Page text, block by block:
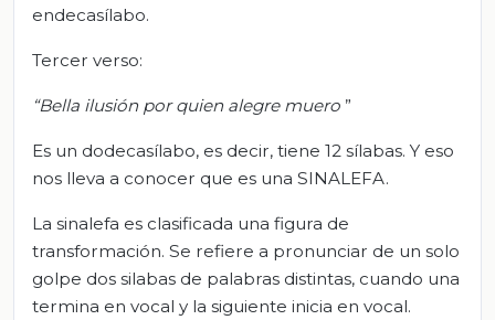
endecasílabo.
Tercer verso:
“Bella ilusión por quien alegre muero ”
Es un dodecasílabo, es decir, tiene 12 sílabas. Y eso
nos lleva a conocer que es una SINALEFA.
La sinalefa es clasificada una figura de
transformación. Se refiere a pronunciar de un solo
golpe dos silabas de palabras distintas, cuando una
termina en vocal y la siguiente inicia en vocal.